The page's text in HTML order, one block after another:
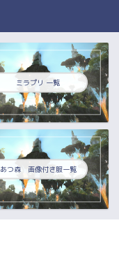
ミラプリ 一覧
あつ森 画像付き服一覧